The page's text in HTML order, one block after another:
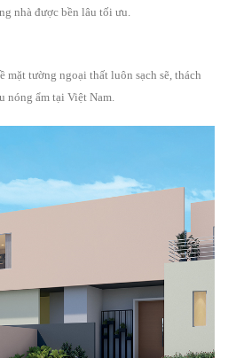
nhà được bền lâu tối ưu.
tường ngoại thất luôn sạch sẽ, thách
ẩm tại Việt Nam.